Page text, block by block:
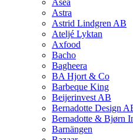
Asea
Astra
Astrid Lindgren AB
Ateljé Lyktan
Axfood
Bacho
Bagheera
BA Hjort & Co
Barbeque King
Beijerinvest AB
Bernadotte Design
Bernadotte & Bjørn
Barnängen